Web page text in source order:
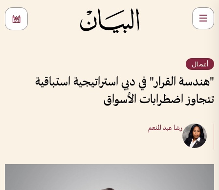
أعمال
"هندسة القرار" في دبي استراتيجية استباقية
تتجاوز اضطرابات الأسواق
رشا عبد المنعم